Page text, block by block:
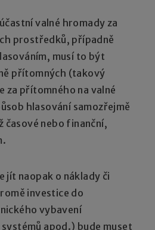
valné hromady za
prostředků, případně
musí to být
přítomných (takový
za přítomného na valné
hlasování samozřejmě
časové nebo finanční,
jít naopak o náklady či
investice do
vybavení
apod.) bude muset